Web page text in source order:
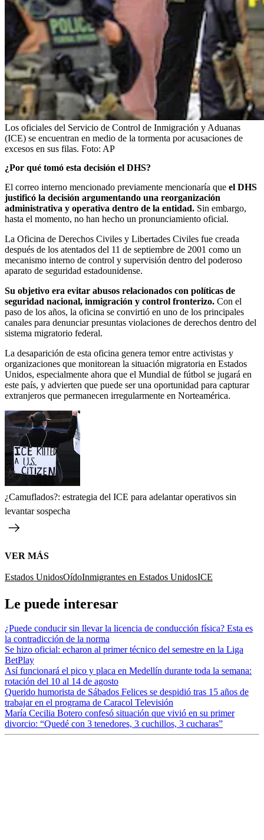
Los oficiales del Servicio de Control de Inmigración y Aduanas
(ICE) se encuentran en medio de la tormenta por acusaciones de
excesos en sus filas. Foto: AP
¿Por qué tomó esta decisión el DHS?
El correo interno mencionado previamente mencionaría que el DHS
justificó la decisión argumentando una reorganización
administrativa y operativa dentro de la entidad. Sin embargo,
hasta el momento, no han hecho un pronunciamiento oficial.
La Oficina de Derechos Civiles y Libertades Civiles fue creada
después de los atentados del 11 de septiembre de 2001 como un
mecanismo interno de control y supervisión dentro del poderoso
aparato de seguridad estadounidense.
Su objetivo era evitar abusos relacionados con políticas de
seguridad nacional, inmigración y control fronterizo. Con el
paso de los años, la oficina se convirtió en uno de los principales
canales para denunciar presuntas violaciones de derechos dentro del
sistema migratorio federal.
La desaparición de esta oficina genera temor entre activistas y
organizaciones que monitorean la situación migratoria en Estados
Unidos, especialmente ahora que el Mundial de fútbol se jugará en
este país, y advierten que puede ser una oportunidad para capturar
extranjeros que permanecen irregularmente en Norteamérica.
¿Camuflados?: estrategia del ICE para adelantar operativos sin
levantar sospecha
VER MÁS
Estados UnidosOídoInmigrantes en Estados UnidosICE
Le puede interesar
¿Puede conducir sin llevar la licencia de conducción física? Esta es
la contradicción de la norma
Se hizo oficial: echaron al primer técnico del semestre en la Liga
BetPlay
Así funcionará el pico y placa en Medellín durante toda la semana:
rotación del 10 al 14 de agosto
Querido humorista de Sábados Felices se despidió tras 15 años de
trabajar en el programa de Caracol Televisión
María Cecilia Botero confesó situación que vivió en su primer
divorcio: “Quedé con 3 tenedores, 3 cuchillos, 3 cucharas”